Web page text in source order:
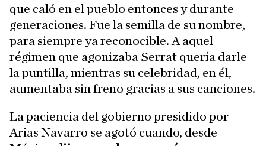
que caló en el pueblo entonces y durante
generaciones. Fue la semilla de su nombre,
para siempre ya reconocible. A aquel
régimen que agonizaba Serrat quería darle
la puntilla, mientras su celebridad, en él,
aumentaba sin freno gracias a sus canciones.
La paciencia del gobierno presidido por
Arias Navarro se agotó cuando, desde